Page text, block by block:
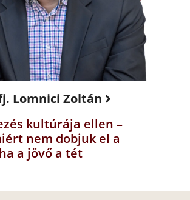
Lomnici Zoltán
kultúrája ellen –
nem dobjuk el a
a jövő a tét